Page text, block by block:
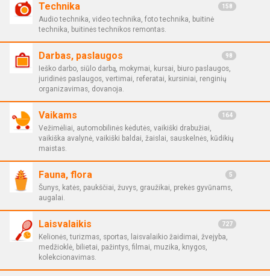
Technika 158
Audio technika, video technika, foto technika, buitinė
technika, buitinės technikos remontas.
Darbas, paslaugos 98
Ieško darbo, siūlo darbą, mokymai, kursai, biuro paslaugos,
juridinės paslaugos, vertimai, referatai, kursiniai, renginių
organizavimas, dovanoja.
Vaikams 164
Vežimėliai, automobilinės kėdutės, vaikiški drabužiai,
vaikiška avalynė, vaikiški baldai, žaislai, sauskelnės, kūdikių
maistas.
Fauna, flora 5
Šunys, katės, paukščiai, žuvys, graužikai, prekės gyvūnams,
augalai.
Laisvalaikis 727
Kelionės, turizmas, sportas, laisvalaikio žaidimai, žvejyba,
medžioklė, bilietai, pažintys, filmai, muzika, knygos,
kolekcionavimas.